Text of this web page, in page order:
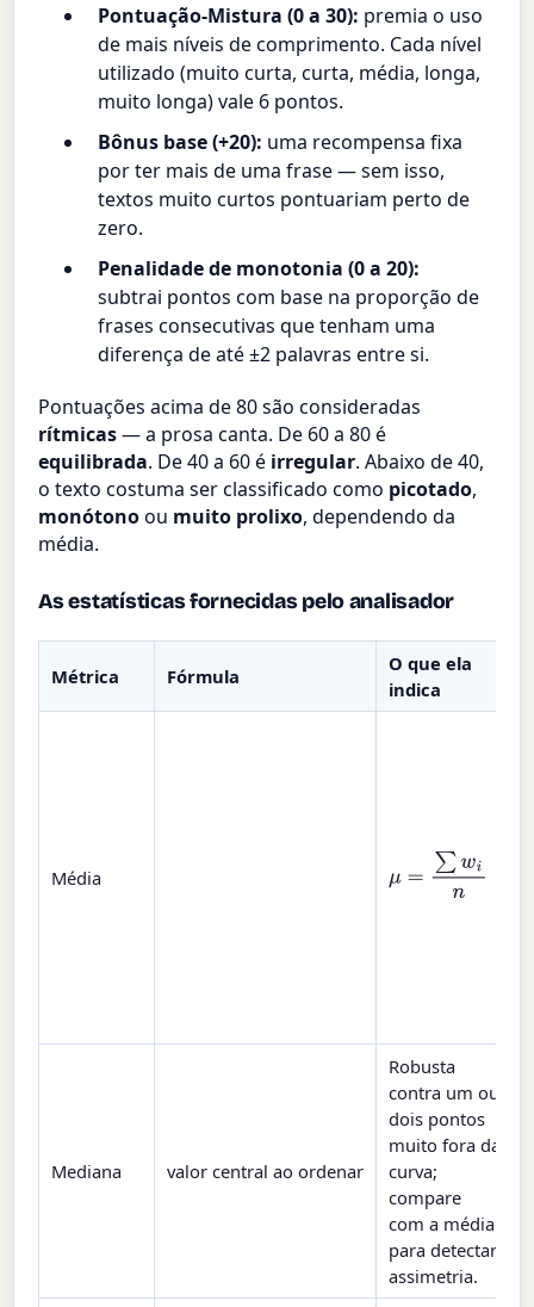
Pontuação-Mistura (0 a 30): premia o uso
de mais níveis de comprimento. Cada nível
utilizado (muito curta, curta, média, longa,
muito longa) vale 6 pontos.
Bônus base (+20): uma recompensa fixa
por ter mais de uma frase — sem isso,
textos muito curtos pontuariam perto de
zero.
Penalidade de monotonia (0 a 20):
subtrai pontos com base na proporção de
frases consecutivas que tenham uma
diferença de até ±2 palavras entre si.
Pontuações acima de 80 são consideradas
rítmicas— a prosa canta. De 60 a 80 é
equilibrada. De 40 a 60 é irregular. Abaixo de 40,
o texto costuma ser classificado como picotado,
monótonoou muito prolixo, dependendo da
média.
As estatísticas fornecidas pelo analisador
Métrica Fórmula
O que ela
indica
Média win
Mediana valor central ao ordenar
Robusta
contra um ou
dois pontos
muito fora da
curva;
compare
com a média
para detectar
assimetria.